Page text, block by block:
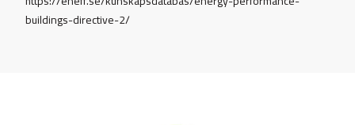
buildings-directive-2/